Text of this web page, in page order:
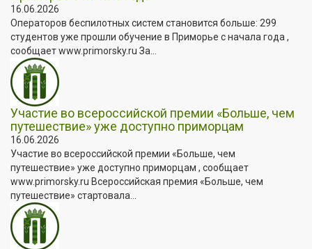
16.06.2026
Операторов беспилотных систем становится больше: 299
студентов уже прошли обучение в Приморье с начала года ,
сообщает www.primorsky.ru За...
Участие во всероссийской премии «Больше, чем
путешествие» уже доступно приморцам
16.06.2026
Участие во всероссийской премии «Больше, чем
путешествие» уже доступно приморцам , сообщает
www.primorsky.ru Всероссийская премия «Больше, чем
путешествие» стартовала...